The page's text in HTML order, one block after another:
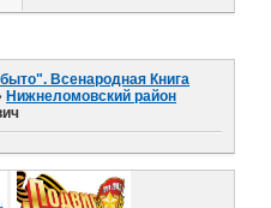
Всенародная Книга
Нижнеломовский район